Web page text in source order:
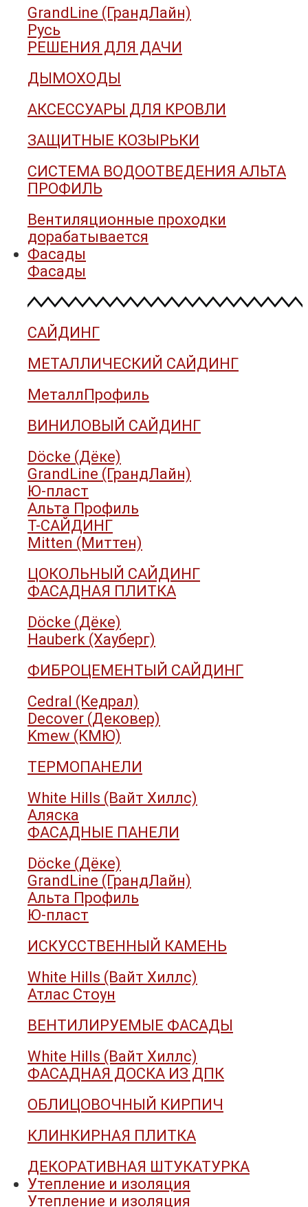
GrandLine (ГрандЛайн)
Русь
РЕШЕНИЯ ДЛЯ ДАЧИ
ДЫМОХОДЫ
АКСЕССУАРЫ ДЛЯ КРОВЛИ
ЗАЩИТНЫЕ КОЗЫРЬКИ
СИСТЕМА ВОДООТВЕДЕНИЯ АЛЬТА
ПРОФИЛЬ
Вентиляционные проходки
дорабатывается
Фасады
Фасады
САЙДИНГ
МЕТАЛЛИЧЕСКИЙ САЙДИНГ
МеталлПрофиль
ВИНИЛОВЫЙ САЙДИНГ
Döcke (Дёке)
GrandLine (ГрандЛайн)
Ю-пласт
Альта Профиль
Т-САЙДИНГ
Mitten (Миттен)
ЦОКОЛЬНЫЙ САЙДИНГ
ФАСАДНАЯ ПЛИТКА
Döcke (Дёке)
Hauberk (Хауберг)
ФИБРОЦЕМЕНТЫЙ САЙДИНГ
Cedral (Кедрал)
Decover (Дековер)
Kmew (КМЮ)
ТЕРМОПАНЕЛИ
White Hills (Вайт Хиллс)
Аляска
ФАСАДНЫЕ ПАНЕЛИ
Döcke (Дёке)
GrandLine (ГрандЛайн)
Альта Профиль
Ю-пласт
ИСКУССТВЕННЫЙ КАМЕНЬ
White Hills (Вайт Хиллс)
Атлас Стоун
ВЕНТИЛИРУЕМЫЕ ФАСАДЫ
White Hills (Вайт Хиллс)
ФАСАДНАЯ ДОСКА ИЗ ДПК
ОБЛИЦОВОЧНЫЙ КИРПИЧ
КЛИНКИРНАЯ ПЛИТКА
ДЕКОРАТИВНАЯ ШТУКАТУРКА
Утепление и изоляция
Утепление и изоляция